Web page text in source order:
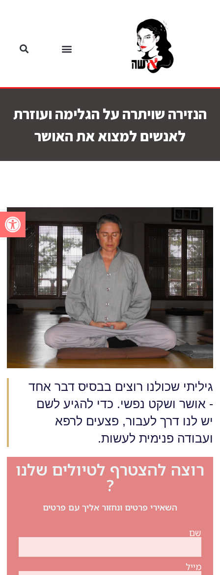
פתח
הנזירה שויתרה על הגלימה ועוזרת
לאנשים למצוא את האושר
גיליתי שכולנו רוצים בבסיס דבר אחד
- אושר ושקט נפשי. כדי להגיע לשם
יש לנו דרך לעבור, פצעים לרפא
ועבודה פנימית לעשות.
רוצה להצטרף לטיולים שלנו
?
השאירי פרטים ונחזור אליך עם פרטים
שם
מייל